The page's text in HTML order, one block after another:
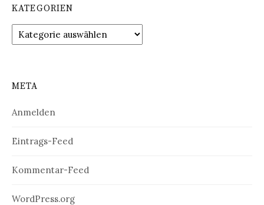
KATEGORIEN
Kategorien
META
Anmelden
Eintrags-Feed
Kommentar-Feed
WordPress.org